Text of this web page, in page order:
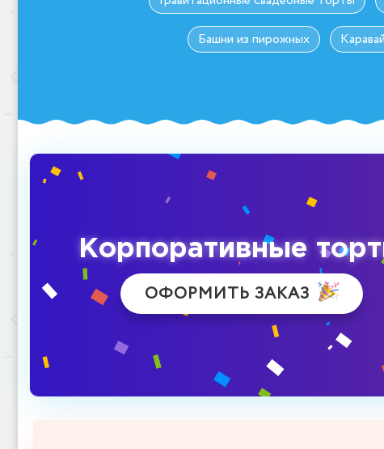
Башни из пирожных
Корпоративные
ОФОРМИТЬ ЗАКАЗ